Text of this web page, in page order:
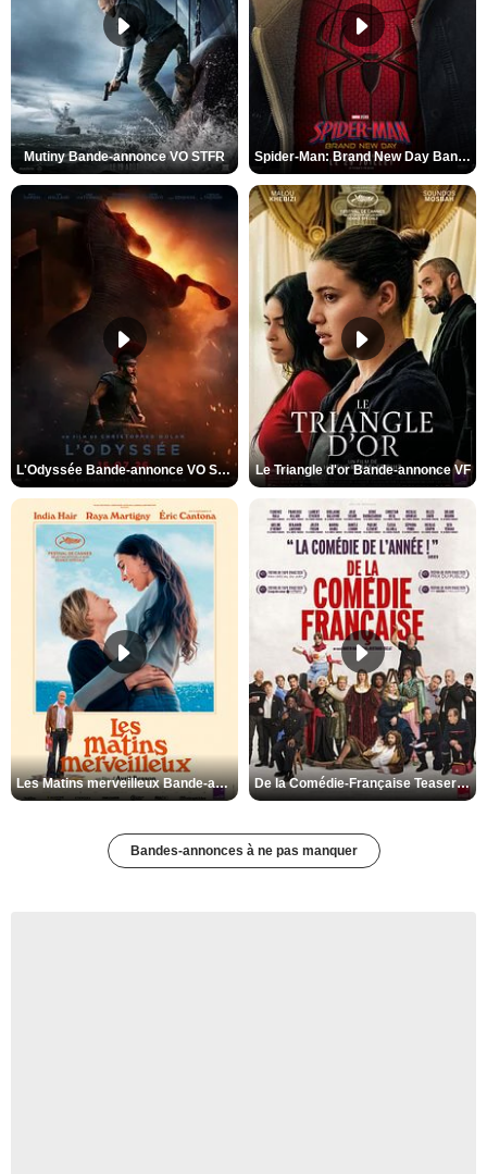
Mutiny Bande-annonce VO STFR Spider-Man: Brand New Day Bande-annonce VO STFR
L'Odyssée Bande-annonce VO STFR Le Triangle d'or Bande-annonce VF
Les Matins merveilleux Bande-annonce VF De la Comédie-Française Teaser VF
Bandes-annonces à ne pas manquer